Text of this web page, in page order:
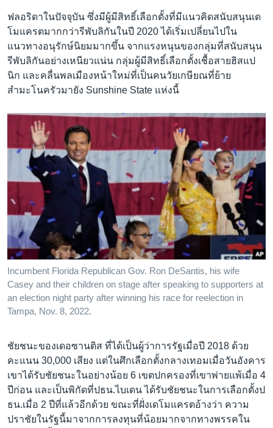
ฟลอริดาในปัจจุบัน ซึ่งมีผู้มีสิทธิ์เลือกตั้งที่มีแนวคิดสนับสนุนเด
โมแครตมากกว่ารีพับลิกันในปี 2020 ได้เริ่มเปลี่ยนไปใน
แนวทางอนุรักษ์นิยมมากขึ้น จากแรงหนุนของกลุ่มที่สนับสนุน
รีพับลิกันอย่างเหนียวแน่น กลุ่มผู้มีสิทธิ์เลือกตั้งเชื้อสายฮิสแป
นิก และคลื่นพลเมืองหน้าใหม่ที่เป็นคนวัยเกษียณที่ย้าย
สำมะโนครัวมายัง Sunshine State แห่งนี้
Incumbent Florida Republican Gov. Ron DeSantis, his wife
Casey and their children on stage after speaking to supporters at
an election night party after winning his race for reelection in
Tampa, Nov. 8, 2022.
ชัยชนะของเดอซานติส ที่ได้เป็นผู้ว่าการรัฐเมื่อปี 2018 ด้วย
คะแนน 30,000 เสียง แต่ในศึกเลือกตั้งกลางเทอมเมื่อวันอังคาร
เขาได้รับชัยชนะในอย่างน้อย 6 เขตปกครองที่เขาพ่ายแพ้เมื่อ 4
ปีก่อน และเป็นพิกัดที่ปธน.ไบเดน ได้รับชัยชนะในการเลือกตั้งป
ธน.เมื่อ 2 ปีที่แล้วอีกด้วย ขณะที่ฝั่งเดโมแครตอ้างว่า ความ
ปราชัยในรัฐนี้มาจากการลงทุนที่น้อยมากจากทางพรรคใน